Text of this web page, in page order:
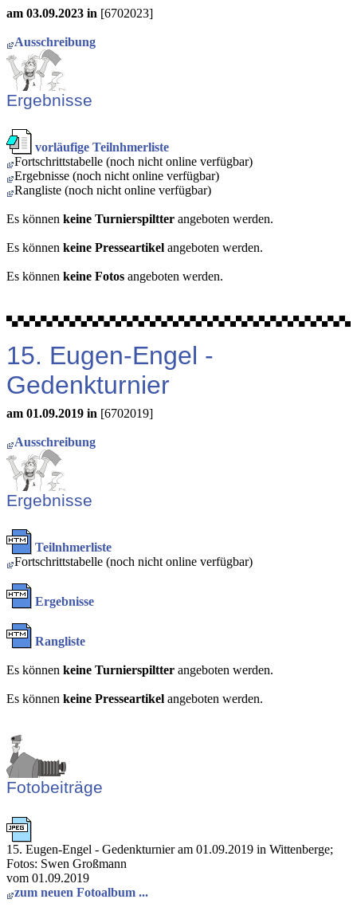
am 03.09.2023 in [6702023]
Ausschreibung
Ergebnisse
vorläufige Teilnhmerliste
Fortschrittstabelle (noch nicht online verfügbar)
Ergebnisse (noch nicht online verfügbar)
Rangliste (noch nicht online verfügbar)
Es können keine Turnierspiltter angeboten werden.
Es können keine Presseartikel angeboten werden.
Es können keine Fotos angeboten werden.
15. Eugen-Engel -
Gedenkturnier
am 01.09.2019 in [6702019]
Ausschreibung
Ergebnisse
Teilnhmerliste
Fortschrittstabelle (noch nicht online verfügbar)
Ergebnisse
Rangliste
Es können keine Turnierspiltter angeboten werden.
Es können keine Presseartikel angeboten werden.
Fotobeiträge
15. Eugen-Engel - Gedenkturnier am 01.09.2019 in Wittenberge;
Fotos: Swen Großmann
vom 01.09.2019
zum neuen Fotoalbum ...